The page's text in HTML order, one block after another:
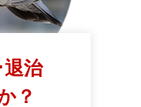
退治
？